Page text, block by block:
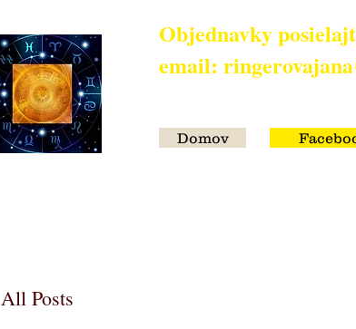
Objednavky
email:
Domov
All Posts